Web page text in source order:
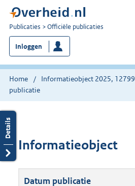
U
bent
nu
hier:
Publicaties Officiële publicaties
Inloggen
Home Informatieobject 2025, 12799
publicatie
Informatieobject